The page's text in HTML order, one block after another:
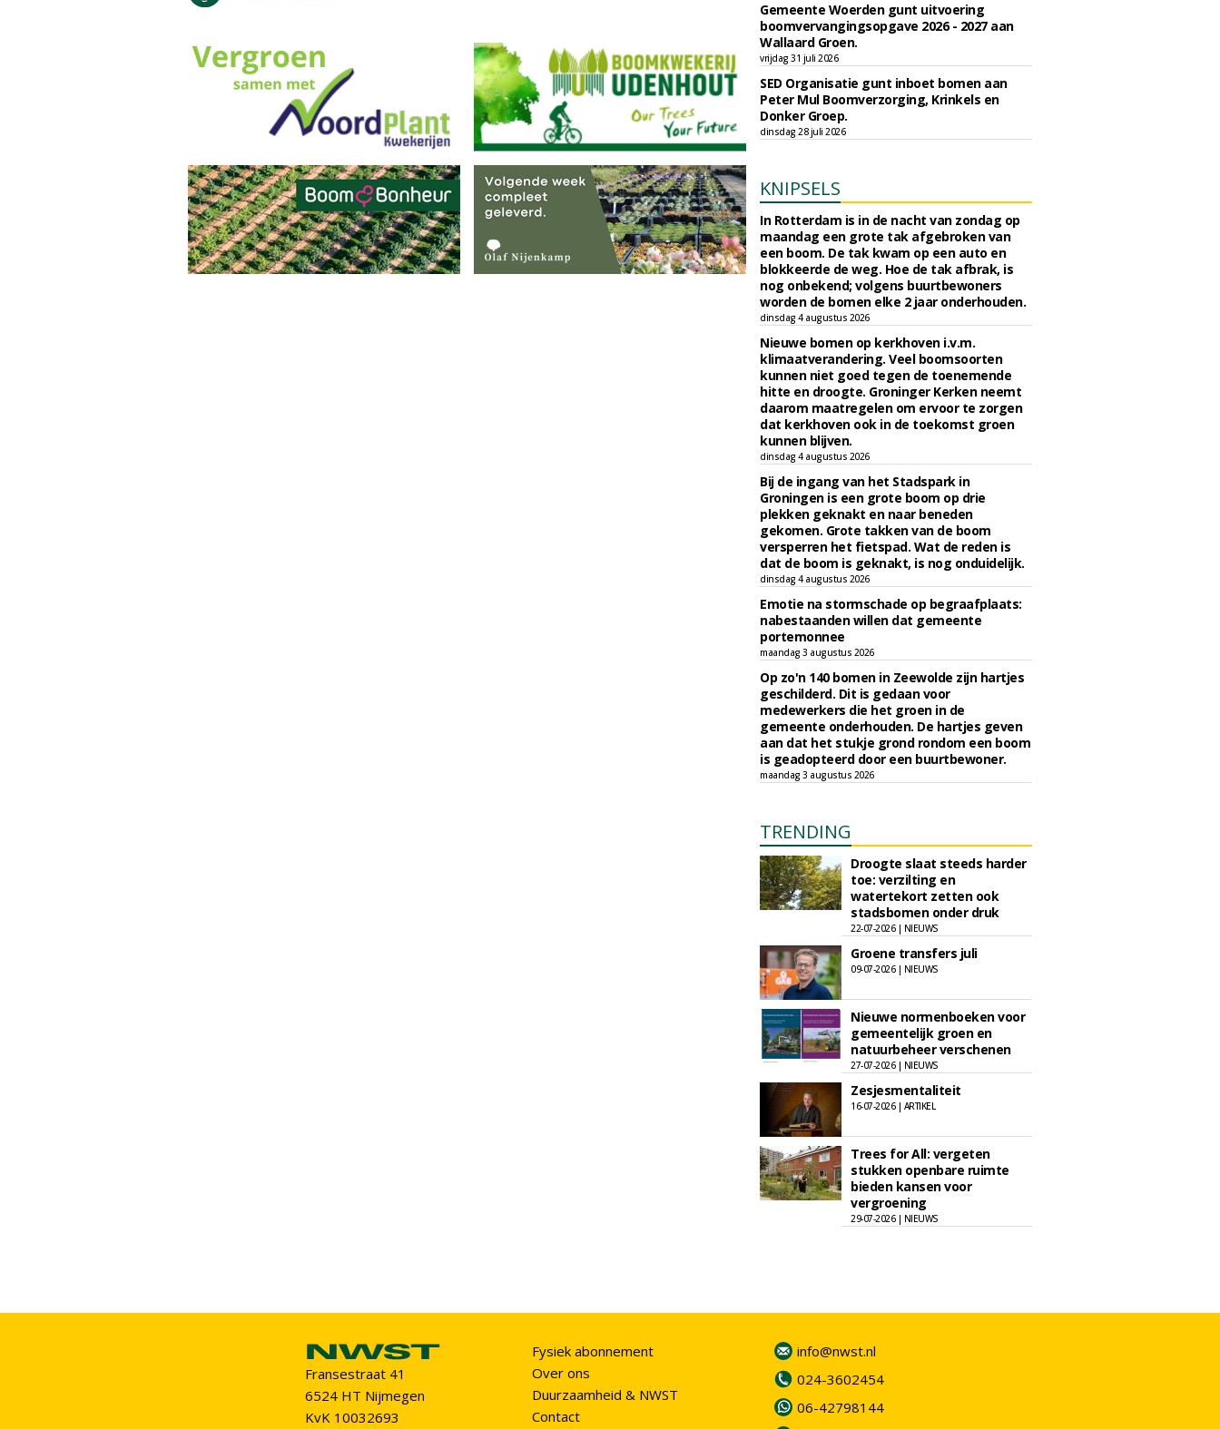
Gemeente Woerden gunt uitvoering
boomvervangingsopgave 2026 - 2027 aan
Wallaard Groen.
vrijdag 31 juli 2026
SED Organisatie gunt inboet bomen aan
Peter Mul Boomverzorging, Krinkels en
Donker Groep.
dinsdag 28 juli 2026
KNIPSELS
In Rotterdam is in de nacht van zondag op
maandag een grote tak afgebroken van
een boom. De tak kwam op een auto en
blokkeerde de weg. Hoe de tak afbrak, is
nog onbekend; volgens buurtbewoners
worden de bomen elke 2 jaar onderhouden.
dinsdag 4 augustus 2026
Nieuwe bomen op kerkhoven i.v.m.
klimaatverandering. Veel boomsoorten
kunnen niet goed tegen de toenemende
hitte en droogte. Groninger Kerken neemt
daarom maatregelen om ervoor te zorgen
dat kerkhoven ook in de toekomst groen
kunnen blijven.
dinsdag 4 augustus 2026
Bij de ingang van het Stadspark in
Groningen is een grote boom op drie
plekken geknakt en naar beneden
gekomen. Grote takken van de boom
versperren het fietspad. Wat de reden is
dat de boom is geknakt, is nog onduidelijk.
dinsdag 4 augustus 2026
Emotie na stormschade op begraafplaats:
nabestaanden willen dat gemeente
portemonnee
maandag 3 augustus 2026
Op zo'n 140 bomen in Zeewolde zijn hartjes
geschilderd. Dit is gedaan voor
medewerkers die het groen in de
gemeente onderhouden. De hartjes geven
aan dat het stukje grond rondom een boom
is geadopteerd door een buurtbewoner.
maandag 3 augustus 2026
TRENDING
Droogte slaat steeds harder
toe: verzilting en
watertekort zetten ook
stadsbomen onder druk
22-07-2026 | NIEUWS
Groene transfers juli
09-07-2026 | NIEUWS
Nieuwe normenboeken voor
gemeentelijk groen en
natuurbeheer verschenen
27-07-2026 | NIEUWS
Zesjesmentaliteit
16-07-2026 | ARTIKEL
Trees for All: vergeten
stukken openbare ruimte
bieden kansen voor
vergroening
29-07-2026 | NIEUWS
Fransestraat 41
6524 HT Nijmegen
KvK 10032693
Fysiek abonnement
Over ons
Duurzaamheid & NWST
Contact
info@nwst.nl
024-3602454
06-42798144